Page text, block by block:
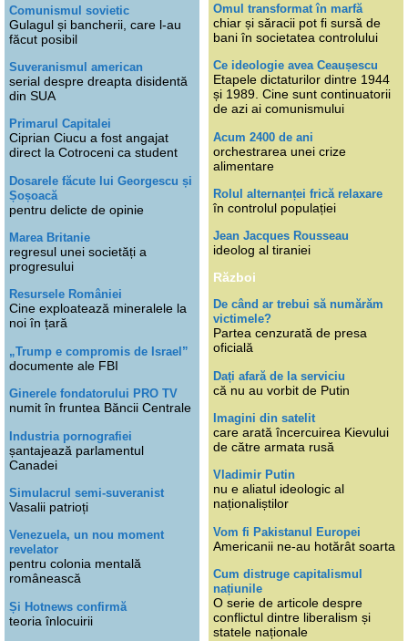
Comunismul sovietic
Gulagul și bancherii, care l-au
făcut posibil
Suveranismul american
serial despre dreapta disidentă
din SUA
Primarul Capitalei
Ciprian Ciucu a fost angajat
direct la Cotroceni ca student
Dosarele făcute lui Georgescu și
Șoșoacă
pentru delicte de opinie
Marea Britanie
regresul unei societăți a
progresului
Resursele României
Cine exploatează mineralele la
noi în țară
„Trump e compromis de Israel”
documente ale FBI
Ginerele fondatorului PRO TV
numit în fruntea Băncii Centrale
Industria pornografiei
șantajează parlamentul
Canadei
Simulacrul semi-suveranist
Vasalii patrioți
Venezuela, un nou moment
revelator
pentru colonia mentală
românească
Și Hotnews confirmă
teoria înlocuirii
Omul transformat în marfă
chiar și săracii pot fi sursă de
bani în societatea controlului
Ce ideologie avea Ceaușescu
Etapele dictaturilor dintre 1944
și 1989. Cine sunt continuatorii
de azi ai comunismului
Acum 2400 de ani
orchestrarea unei crize
alimentare
Rolul alternanței frică relaxare
în controlul populației
Jean Jacques Rousseau
ideolog al tiraniei
Război
De când ar trebui să numărăm
victimele?
Partea cenzurată de presa
oficială
Dați afară de la serviciu
că nu au vorbit de Putin
Imagini din satelit
care arată încercuirea Kievului
de către armata rusă
Vladimir Putin
nu e aliatul ideologic al
naționaliștilor
Vom fi Pakistanul Europei
Americanii ne-au hotărât soarta
Cum distruge capitalismul
națiunile
O serie de articole despre
conflictul dintre liberalism și
statele naționale